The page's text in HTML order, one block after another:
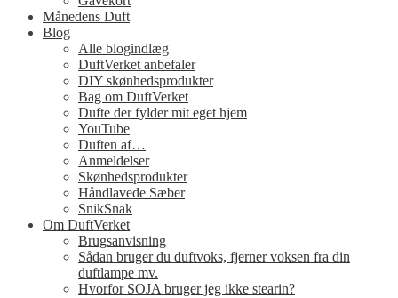
Månedens Duft
Blog
Alle blogindlæg
DuftVerket anbefaler
DIY skønhedsprodukter
Bag om DuftVerket
Dufte der fylder mit eget hjem
YouTube
Duften af…
Anmeldelser
Skønhedsprodukter
Håndlavede Sæber
SnikSnak
Om DuftVerket
Brugsanvisning
Sådan bruger du duftvoks, fjerner voksen fra din
duftlampe mv.
Hvorfor SOJA bruger jeg ikke stearin?